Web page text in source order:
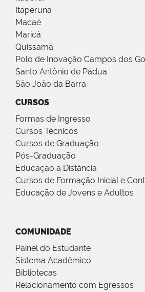
Itaperuna
Macaé
Maricá
Quissamã
Polo de Inovação Campos dos
Santo Antônio de Pádua
São João da Barra
CURSOS
Formas de Ingresso
Cursos Técnicos
Cursos de Graduação
Pós-Graduação
Educação a Distância
Cursos de Formação Inicial e
Educação de Jovens e Adultos
COMUNIDADE
Painel do Estudante
Sistema Acadêmico
Bibliotecas
Relacionamento com Egressos